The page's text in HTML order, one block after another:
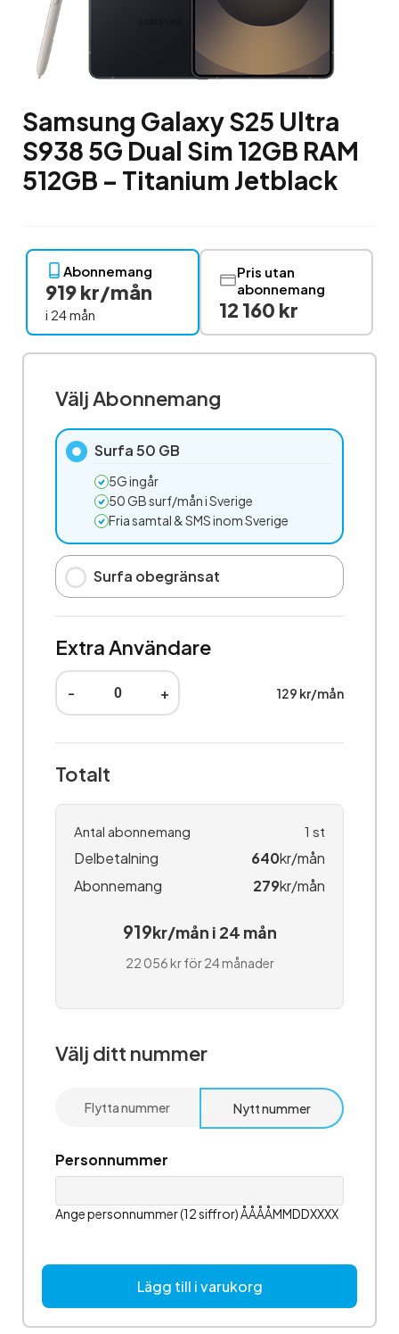
Samsung Galaxy S25 Ultra
S938 5G Dual Sim 12GB RAM
512GB – Titanium Jetblack
Abonnemang
919 kr/mån
i 24 mån
Pris utan
abonnemang
12 160 kr
Välj Abonnemang
Surfa 50 GB
5G ingår
50 GB surf/mån i Sverige
Fria samtal & SMS inom Sverige
Surfa obegränsat
Extra Användare
- + 129 kr/mån
Totalt
Antal abonnemang 1 st
Delbetalning 640kr/mån
Abonnemang
279kr/mån
919kr/mån i 24 mån
22 056 kr för 24 månader
Välj ditt nummer
Flytta nummer Nytt nummer
Personnummer
Ange personnummer (12 siffror) ÅÅÅÅMMDDXXXX
Lägg till i varukorg